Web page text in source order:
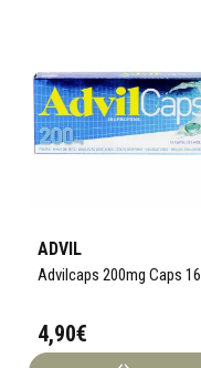
ADVIL
Advilcaps 200mg Caps 16
4,90€